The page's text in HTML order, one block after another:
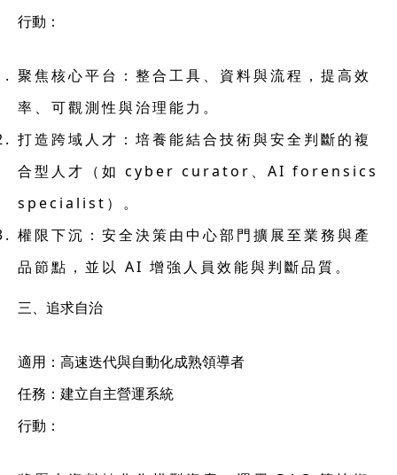
行動：
聚焦核心平台： 整合工具、資料與流程，提高效
率、可觀測性與治理能力。
打造跨域人才： 培養能結合技術與安全判斷的複
合型人才（如 cyber curator、AI forensics
specialist）。
權限下沉： 安全決策由中心部門擴展至業務與產
品節點，並以 AI 增強人員效能與判斷品質。
三、追求自治
適用：高速迭代與自動化成熟領導者
任務：建立自主營運系統
行動：